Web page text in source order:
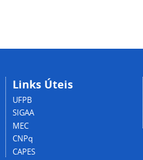
Links Úteis
UFPB
SIGAA
MEC
CNPq
CAPES